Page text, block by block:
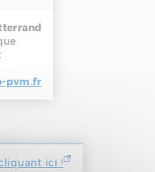
pvm.fr
ici !